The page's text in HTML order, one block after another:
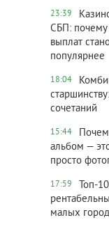
23:39
СБП: почему
выплат
популярнее
18:04
сочетаний
15:44
альбом —
просто
17:59
Топ-
малых